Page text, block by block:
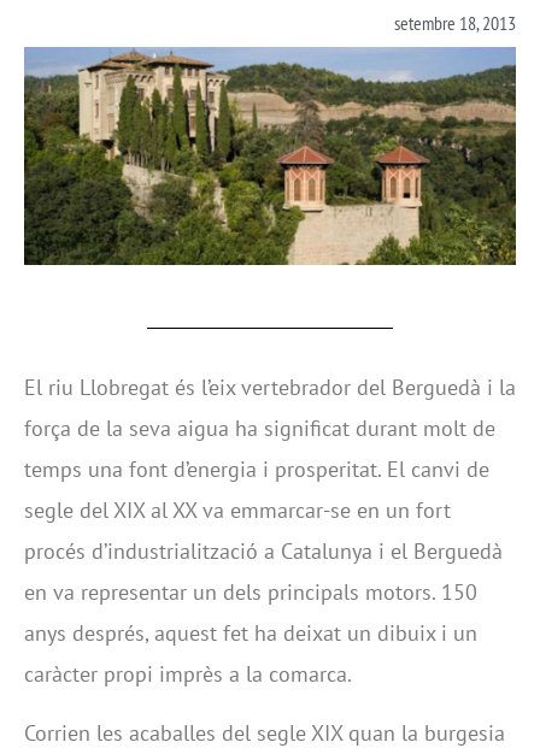
setembre 18, 2013
El riu Llobregat és l’eix vertebrador del Berguedà i la
força de la seva aigua ha significat durant molt de
temps una font d’energia i prosperitat. El canvi de
segle del XIX al XX va emmarcar-se en un fort
procés d’industrialització a Catalunya i el Berguedà
en va representar un dels principals motors. 150
anys després, aquest fet ha deixat un dibuix i un
caràcter propi imprès a la comarca.
Corrien les acaballes del segle XIX quan la burgesia